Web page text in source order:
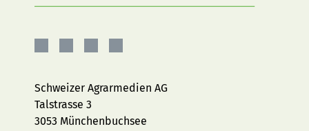
Facebook
Instagram
YouTubeLinkedIn
Schweizer Agrarmedien AG
Talstrasse 3
3053 Münchenbuchsee